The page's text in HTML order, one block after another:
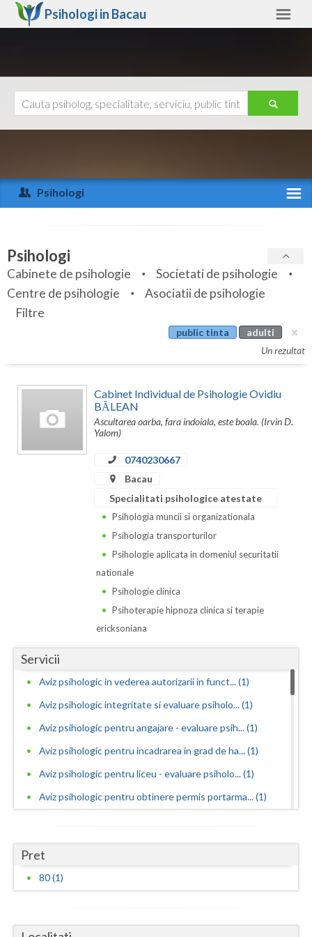
Psihologi in Bacau
Arad
Arges
Bihor
Bistrita-Nasaud
Botosani
Buzau
Galati
Giurgiu
Gorj
Ialomita
Ilfov
Maramures
Mures
Ajutor
Psihologi
Specialitati
Servicii
Articole
Cabinet
Psihologi
Cabinete de psihologie
Societati de psihologie
Centre de psihologie
Asociatii de psihologie
Filtre
public tinta
adulti
Un rezultat
Cabinet Individual de Psihologie Ovidiu
BĂLEAN
Ascultarea oarba, fara indoiala, este boala. (Irvin D.
Yalom)
0740230667
Bacau
Specialitati psihologice atestate
Psihologia muncii si organizationala
Psihologia transporturilor
Psihologie aplicata in domeniul securitatii
nationale
Psihologie clinica
Psihoterapie hipnoza clinica si terapie
ericksoniana
Servicii
Aviz psihologic in vederea autorizarii in funct... (1)
Aviz psihologic integritate si evaluare psiholo... (1)
Aviz psihologic pentru angajare - evaluare psih... (1)
Aviz psihologic pentru incadrarea in grad de ha... (1)
Aviz psihologic pentru liceu - evaluare psiholo... (1)
Aviz psihologic pentru obtinere permis portarma... (1)
Aviz psihologic pentru ocuparea functiilor publ... (1)
Aviz psihologic pentru scoala - evaluare psihol... (1)
Avize psihologice necesare la angajare si menti... (1)
Pret
80 (1)